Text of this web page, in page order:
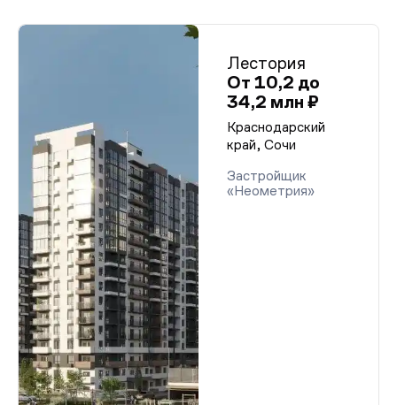
Лестория
От 10,2 до
34,2 млн ₽
Краснодарский
край, Сочи
Застройщик
«Неометрия»